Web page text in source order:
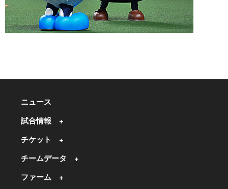
ニュース
試合情報
チケット
チームデータ
ファーム